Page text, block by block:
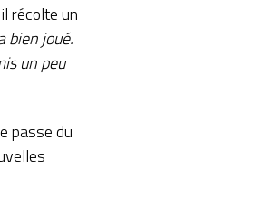
récolte un
bien joué.
un peu
passe du